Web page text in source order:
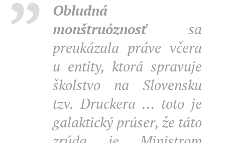
Obludná
monštruóznosť sa
preukázala práve včera
u entity, ktorá spravuje
školstvo na Slovensku
tzv. Druckera ... toto je
galaktický prúser, že táto